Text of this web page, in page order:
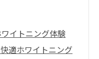
イトニング体験
適ホワイトニング